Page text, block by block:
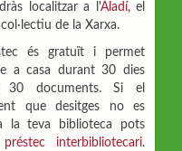
localitzar a l'Aladí, el
de la Xarxa.
és gratuït i permet
a casa durant 30 dies
documents. Si el
que desitges no es
la teva biblioteca pots
préstec interbibliotecari.